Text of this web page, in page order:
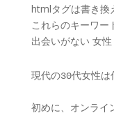
htmlタグは書き換
これらのキーワ
出会いがない 女性
現代の30代女性
初めに、オンライ